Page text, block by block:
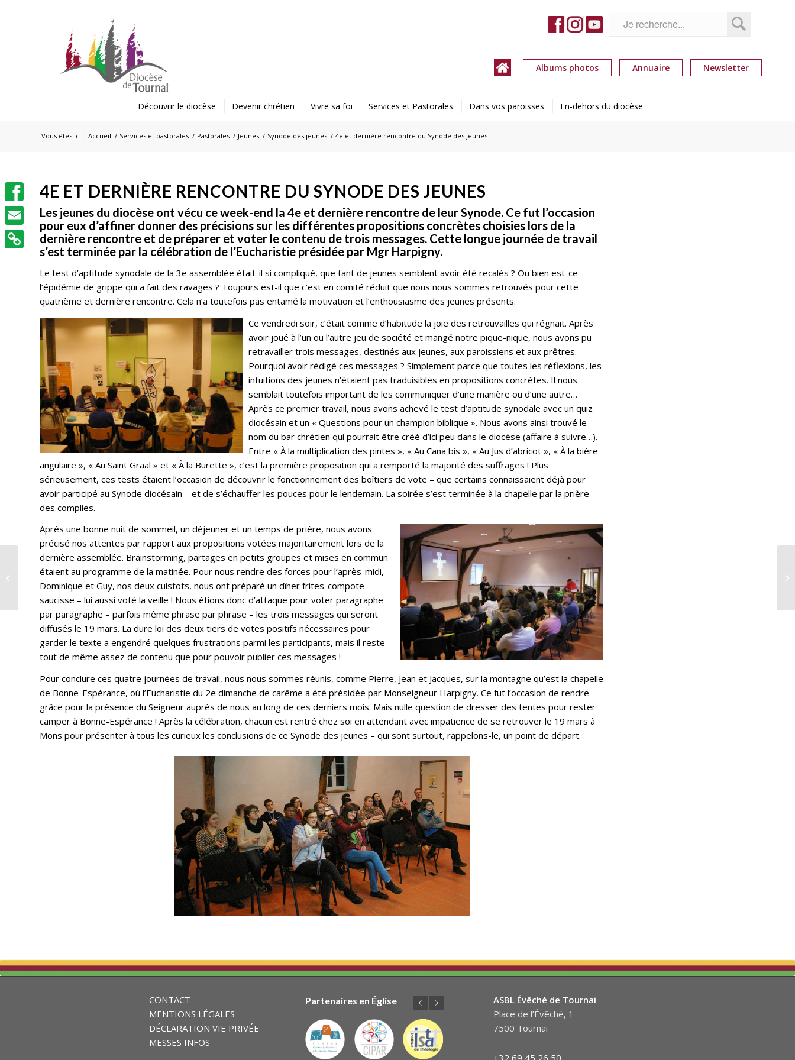
Albums photos Annuaire Newsletter
Vous êtes ici : Accueil / Services et pastorales / Pastorales / Jeunes / Synode des jeunes / 4e et dernière rencontre du Synode des Jeunes
Découvrir le diocèse Devenir chrétien Vivre sa foi Services et Pastorales Dans vos paroisses En-dehors du diocèse
4E ET DERNIÈRE RENCONTRE DU SYNODE DES JEUNES
Les jeunes du diocèse ont vécu ce week-end la 4e et dernière rencontre de leur Synode. Ce fut l’occasion
pour eux d’affiner donner des précisions sur les différentes propositions concrètes choisies lors de la
dernière rencontre et de préparer et voter le contenu de trois messages. Cette longue journée de travail
s’est terminée par la célébration de l’Eucharistie présidée par Mgr Harpigny.
Le test d’aptitude synodale de la 3e assemblée était-il si compliqué, que tant de jeunes semblent avoir été recalés ? Ou bien est-ce
l’épidémie de grippe qui a fait des ravages ? Toujours est-il que c’est en comité réduit que nous nous sommes retrouvés pour cette
quatrième et dernière rencontre. Cela n’a toutefois pas entamé la motivation et l’enthousiasme des jeunes présents.
Ce vendredi soir, c’était comme d’habitude la joie des retrouvailles qui régnait. Après
avoir joué à l’un ou l’autre jeu de société et mangé notre pique-nique, nous avons pu
retravailler trois messages, destinés aux jeunes, aux paroissiens et aux prêtres.
Pourquoi avoir rédigé ces messages ? Simplement parce que toutes les réflexions, les
intuitions des jeunes n’étaient pas traduisibles en propositions concrètes. Il nous
semblait toutefois important de les communiquer d’une manière ou d’une autre…
Après ce premier travail, nous avons achevé le test d’aptitude synodale avec un quiz
diocésain et un « Questions pour un champion biblique ». Nous avons ainsi trouvé le
nom du bar chrétien qui pourrait être créé d’ici peu dans le diocèse (affaire à suivre…).
Entre « À la multiplication des pintes », « Au Cana bis », « Au Jus d’abricot », « À la bière
angulaire », « Au Saint Graal » et « À la Burette », c’est la première proposition qui a remporté la majorité des suffrages ! Plus
sérieusement, ces tests étaient l’occasion de découvrir le fonctionnement des boîtiers de vote – que certains connaissaient déjà pour
avoir participé au Synode diocésain – et de s’échauffer les pouces pour le lendemain. La soirée s’est terminée à la chapelle par la prière
des complies.
Après une bonne nuit de sommeil, un déjeuner et un temps de prière, nous avons
précisé nos attentes par rapport aux propositions votées majoritairement lors de la
dernière assemblée. Brainstorming, partages en petits groupes et mises en commun
étaient au programme de la matinée. Pour nous rendre des forces pour l’après-midi,
Dominique et Guy, nos deux cuistots, nous ont préparé un dîner frites-compote-
saucisse – lui aussi voté la veille ! Nous étions donc d’attaque pour voter paragraphe
par paragraphe – parfois même phrase par phrase – les trois messages qui seront
diffusés le 19 mars. La dure loi des deux tiers de votes positifs nécessaires pour
garder le texte a engendré quelques frustrations parmi les participants, mais il reste
tout de même assez de contenu que pour pouvoir publier ces messages !
Pour conclure ces quatre journées de travail, nous nous sommes réunis, comme Pierre, Jean et Jacques, sur la montagne qu’est la chapelle
de Bonne-Espérance, où l’Eucharistie du 2e dimanche de carême a été présidée par Monseigneur Harpigny. Ce fut l’occasion de rendre
grâce pour la présence du Seigneur auprès de nous au long de ces derniers mois. Mais nulle question de dresser des tentes pour rester
camper à Bonne-Espérance ! Après la célébration, chacun est rentré chez soi en attendant avec impatience de se retrouver le 19 mars à
Mons pour présenter à tous les curieux les conclusions de ce Synode des jeunes – qui sont surtout, rappelons-le, un point de départ.
CONTACT
MENTIONS LÉGALES
DÉCLARATION VIE PRIVÉE
MESSES INFOS
Partenaires en Église
PrécédentSuivant
ASBL Évêché de Tournai
Place de l’Évêché, 1
7500 Tournai
+32 69 45 26 50
Vivre la synodalité en
paroisse
Facebook
Email